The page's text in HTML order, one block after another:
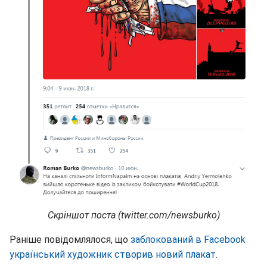
Скріншот поста (twitter.com/newsburko)
Раніше повідомлялося, що заблокований в Facebook
український художник створив новий плакат.